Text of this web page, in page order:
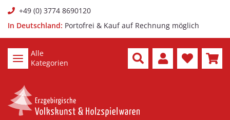
+49 (0) 3774 8690120
In Deutschland: Portofrei & Kauf auf Rechnung möglich
Alle
Kategorien